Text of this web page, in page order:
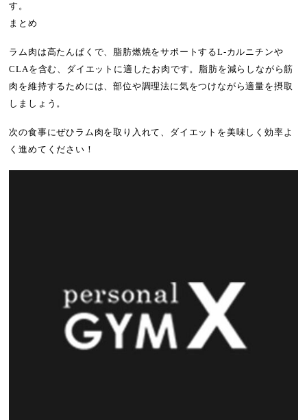
す。
まとめ
ラム肉は高たんぱくで、脂肪燃焼をサポートするL-カルニチンや
CLAを含む、ダイエットに適したお肉です。脂肪を減らしながら筋
肉を維持するためには、部位や調理法に気をつけながら適量を摂取
しましょう。
次の食事にぜひラム肉を取り入れて、ダイエットを美味しく効率よ
く進めてください！